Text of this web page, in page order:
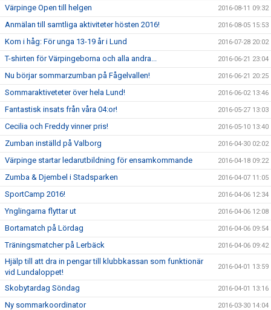
Värpinge Open till helgen 2016-08-11 09:32
Anmälan till samtliga aktiviteter hösten 2016! 2016-08-05 15:53
Kom i håg: För unga 13-19 år i Lund 2016-07-28 20:02
T-shirten för Värpingeborna och alla andra... 2016-06-21 23:04
Nu börjar sommarzumban på Fågelvallen! 2016-06-21 20:25
Sommaraktiveteter över hela Lund! 2016-06-02 13:46
Fantastisk insats från våra 04:or! 2016-05-27 13:03
Cecilia och Freddy vinner pris! 2016-05-10 13:40
Zumban inställd på Valborg 2016-04-30 02:02
Värpinge startar ledarutbildning för ensamkommande 2016-04-18 09:22
Zumba & Djembel i Stadsparken 2016-04-07 11:05
SportCamp 2016! 2016-04-06 12:34
Ynglingarna flyttar ut 2016-04-06 12:08
Bortamatch på Lördag 2016-04-06 09:54
Träningsmatcher på Lerbäck 2016-04-06 09:42
Hjälp till att dra in pengar till klubbkassan som funktionär
vid Lundaloppet!
2016-04-01 13:59
Skobytardag Söndag 2016-04-01 13:16
Ny sommarkoordinator 2016-03-30 14:04